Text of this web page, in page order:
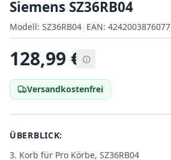
Siemens SZ36RB04
Modell:
Modell: SZ36RB04|EAN:
EAN: 4242003876077
128,99 €
Versandkostenfrei
ÜBERBLICK:
3. Korb für Pro Körbe, SZ36RB04